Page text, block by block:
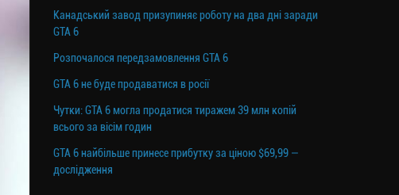
Канадський завод призупиняє роботу на два дні заради
GTA 6
Розпочалося передзамовлення GTA 6
GTA 6 не буде продаватися в росії
Чутки: GTA 6 могла продатися тиражем 39 млн копій
всього за вісім годин
GTA 6 найбільше принесе прибутку за ціною $69,99 —
дослідження